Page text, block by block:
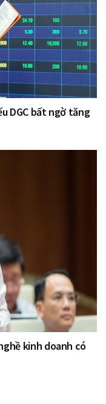
DGC bất ngờ tăng
kinh doanh có